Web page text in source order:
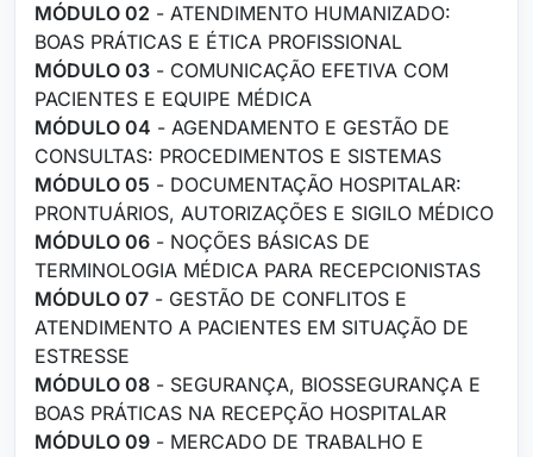
MÓDULO 02 - ATENDIMENTO HUMANIZADO:
BOAS PRÁTICAS E ÉTICA PROFISSIONAL
MÓDULO 03 - COMUNICAÇÃO EFETIVA COM
PACIENTES E EQUIPE MÉDICA
MÓDULO 04 - AGENDAMENTO E GESTÃO DE
CONSULTAS: PROCEDIMENTOS E SISTEMAS
MÓDULO 05 - DOCUMENTAÇÃO HOSPITALAR:
PRONTUÁRIOS, AUTORIZAÇÕES E SIGILO MÉDICO
MÓDULO 06 - NOÇÕES BÁSICAS DE
TERMINOLOGIA MÉDICA PARA RECEPCIONISTAS
MÓDULO 07 - GESTÃO DE CONFLITOS E
ATENDIMENTO A PACIENTES EM SITUAÇÃO DE
ESTRESSE
MÓDULO 08 - SEGURANÇA, BIOSSEGURANÇA E
BOAS PRÁTICAS NA RECEPÇÃO HOSPITALAR
MÓDULO 09 - MERCADO DE TRABALHO E